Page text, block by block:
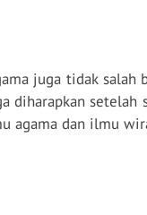
juga tidak salah
diharapkan setelah
dan ilmu